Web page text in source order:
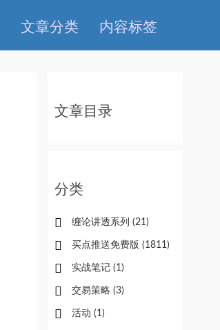
文章分类 内容标签
文章目录
分类
缠论讲透系列(21)
买点推送免费版(1811)
实战笔记(1)
交易策略(3)
活动(1)